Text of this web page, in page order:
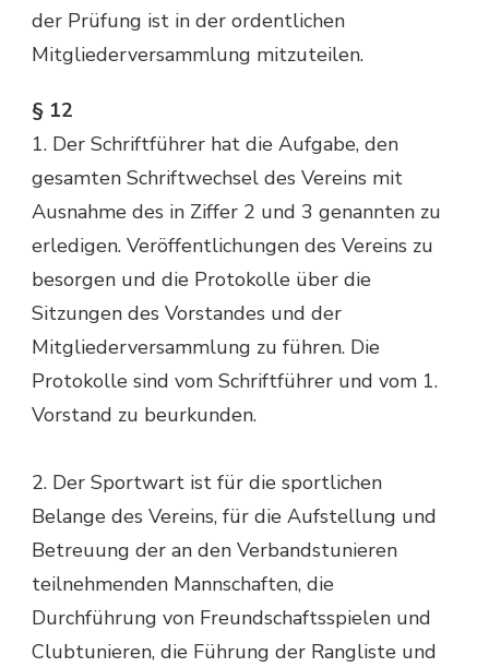
der Prüfung ist in der ordentlichen
Mitgliederversammlung mitzuteilen.
§ 12
1. Der Schriftführer hat die Aufgabe, den
gesamten Schriftwechsel des Vereins mit
Ausnahme des in Ziffer 2 und 3 genannten zu
erledigen. Veröffentlichungen des Vereins zu
besorgen und die Protokolle über die
Sitzungen des Vorstandes und der
Mitgliederversammlung zu führen. Die
Protokolle sind vom Schriftführer und vom 1.
Vorstand zu beurkunden.
2. Der Sportwart ist für die sportlichen
Belange des Vereins, für die Aufstellung und
Betreuung der an den Verbandstunieren
teilnehmenden Mannschaften, die
Durchführung von Freundschaftsspielen und
Clubtunieren, die Führung der Rangliste und